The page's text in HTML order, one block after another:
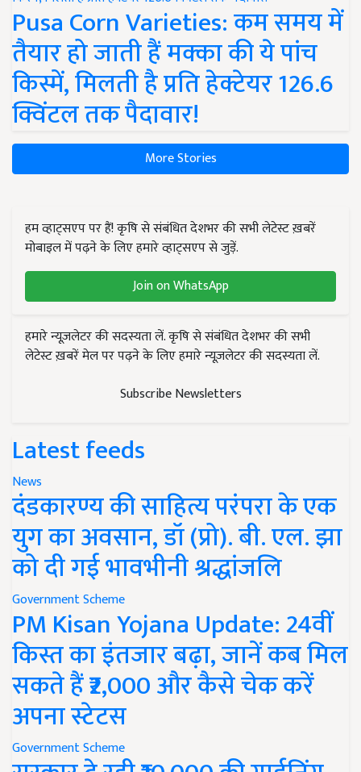
Pusa Corn Varieties: कम समय में
तैयार हो जाती हैं मक्का की ये पांच
किस्में, मिलती है प्रति हेक्टेयर 126.6
क्विंटल तक पैदावार!
More Stories
हम व्हाट्सएप पर हैं! कृषि से संबंधित देशभर की सभी लेटेस्ट ख़बरें
मोबाइल में पढ़ने के लिए हमारे व्हाट्सएप से जुड़ें.
Join on WhatsApp
हमारे न्यूज़लेटर की सदस्यता लें. कृषि से संबंधित देशभर की सभी
लेटेस्ट ख़बरें मेल पर पढ़ने के लिए हमारे न्यूज़लेटर की सदस्यता लें.
Subscribe Newsletters
Latest feeds
News
दंडकारण्य की साहित्य परंपरा के एक
युग का अवसान, डॉ (प्रो). बी. एल. झा
को दी गई भावभीनी श्रद्धांजलि
Government Scheme
PM Kisan Yojana Update: 24वीं
किस्त का इंतजार बढ़ा, जानें कब मिल
सकते हैं ₹2,000 और कैसे चेक करें
अपना स्टेटस
Government Scheme